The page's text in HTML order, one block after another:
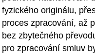
fyzického originálu,
proces zpracování, až
bez zbytečného
pro zpracování smluv